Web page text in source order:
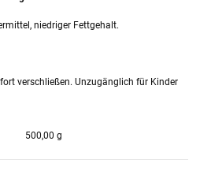
niedriger Fettgehalt.
verschließen. Unzugänglich für Kinder
500,00 g